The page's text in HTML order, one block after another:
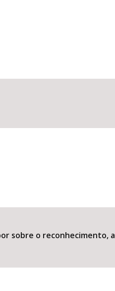
sobre o reconhecimento, a